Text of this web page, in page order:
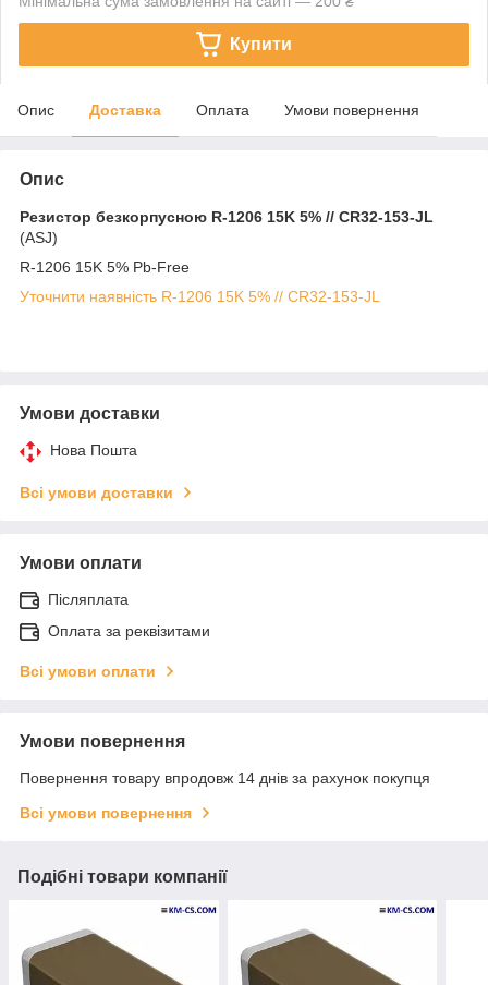
Купити
Опис Доставка Оплата Умови повернення
Опис
Резистор безкорпусною R-1206 15K 5% // CR32-153-JL
(ASJ)
R-1206 15K 5% Pb-Free
Уточнити наявність R-1206 15K 5% // CR32-153-JL
Умови доставки
Нова Пошта
Всі умови доставки
Умови оплати
Післяплата
Оплата за реквізитами
Всі умови оплати
Умови повернення
Повернення товару впродовж 14 днів за рахунок покупця
Всі умови повернення
Подібні товари компанії